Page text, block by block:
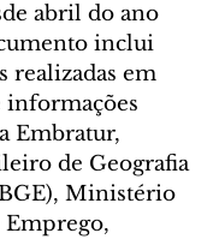
abril do ano
inclui
realizadas em
informações
Embratur,
de Geografia
Ministério
Emprego,